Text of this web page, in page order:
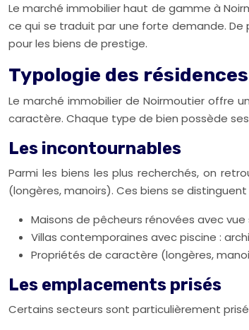
Le marché immobilier haut de gamme à
ce qui se traduit par une forte demande. De
pour les biens de prestige.
Typologie des
Le marché immobilier de Noirmoutier offre
caractère. Chaque type de bien possède
Les incontournables
Parmi les biens les plus recherchés, on
(longères, manoirs). Ces biens se
Maisons de pêcheurs rénovées avec
Villas contemporaines avec piscine :
Propriétés de caractère (longères,
Les emplacements prisés
Certains secteurs sont particulièrement